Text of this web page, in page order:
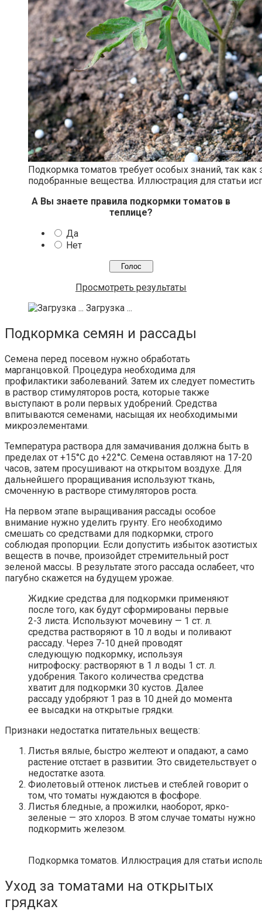
Подкормка томатов требует особых знаний, так
подобранные вещества. Иллюстрация для статьи
А Вы знаете правила подкормки томатов в
теплице?
Да
Нет
Просмотреть результаты
Загрузка ...
Подкормка семян и рассады
Семена перед посевом нужно обработать
марганцовкой. Процедура необходима для
профилактики заболеваний. Затем их следует поместить
в раствор стимуляторов роста, которые также
выступают в роли первых удобрений. Средства
впитываются семенами, насыщая их необходимыми
микроэлементами.
Температура раствора для замачивания должна быть в
пределах от +15°С до +22°С. Семена оставляют на 17-20
часов, затем просушивают на открытом воздухе. Для
дальнейшего проращивания используют ткань,
смоченную в растворе стимуляторов роста.
На первом этапе выращивания рассады особое
внимание нужно уделить грунту. Его необходимо
смешать со средствами для подкормки, строго
соблюдая пропорции. Если допустить избыток азотистых
веществ в почве, произойдет стремительный рост
зеленой массы. В результате этого рассада ослабеет, что
пагубно скажется на будущем урожае.
Жидкие средства для подкормки применяют
после того, как будут сформированы первые
2-3 листа. Используют мочевину — 1 ст. л.
средства растворяют в 10 л воды и поливают
рассаду. Через 7-10 дней проводят
следующую подкормку, используя
нитрофоску: растворяют в 1 л воды 1 ст. л.
удобрения. Такого количества средства
хватит для подкормки 30 кустов. Далее
рассаду удобряют 1 раз в 10 дней до момента
ее высадки на открытые грядки.
Признаки недостатка питательных веществ:
Листья вялые, быстро желтеют и опадают, а само
растение отстает в развитии. Это свидетельствует о
недостатке азота.
Фиолетовый оттенок листьев и стеблей говорит о
том, что томаты нуждаются в фосфоре.
Листья бледные, а прожилки, наоборот, ярко-
зеленые — это хлороз. В этом случае томаты нужно
подкормить железом.
Подкормка томатов. Иллюстрация для статьи
Уход за томатами на открытых
грядках